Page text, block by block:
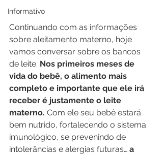
Informativo
Continuando com as informações
sobre aleitamento materno, hoje
vamos conversar sobre os bancos
de leite. Nos primeiros meses de
vida do bebê, o alimento mais
completo e importante que ele irá
receber é justamente o leite
materno. Com ele seu bebê estará
bem nutrido, fortalecendo o sistema
imunológico, se prevenindo de
intolerâncias e alergias futuras… a